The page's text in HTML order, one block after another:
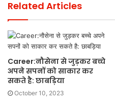
Related Articles
Career:नौसेना से जुड़कर बच्चे
अपने सपनों को साकार कर
सकते है: छाबड़िया
October 10, 2023